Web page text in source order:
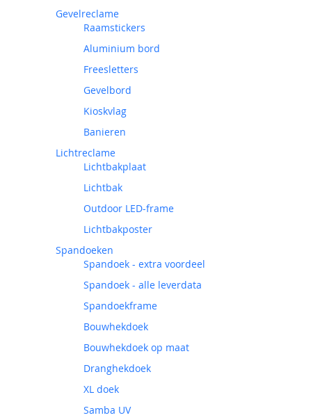
Gevelreclame
Raamstickers
Aluminium bord
Freesletters
Gevelbord
Kioskvlag
Banieren
Lichtreclame
Lichtbakplaat
Lichtbak
Outdoor LED-frame
Lichtbakposter
Spandoeken
Spandoek - extra voordeel
Spandoek - alle leverdata
Spandoekframe
Bouwhekdoek
Bouwhekdoek op maat
Dranghekdoek
XL doek
Samba UV